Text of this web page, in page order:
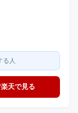
る人
楽天で見る